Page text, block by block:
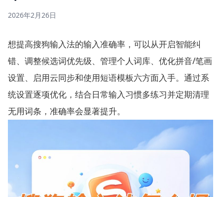
2026年2月26日
想提高搜狗输入法的输入准确率，可以从开启智能纠
错、调整候选词优先级、管理个人词库、优化拼音/笔画
设置、启用云同步和使用短语模板六方面入手。通过系
统设置逐项优化，结合日常输入习惯多练习并定期清理
无用词条，准确率会显著提升。